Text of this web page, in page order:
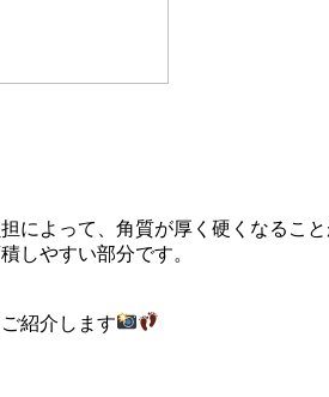
によって、角質が厚く硬くなること
しやすい部分です。
紹介します